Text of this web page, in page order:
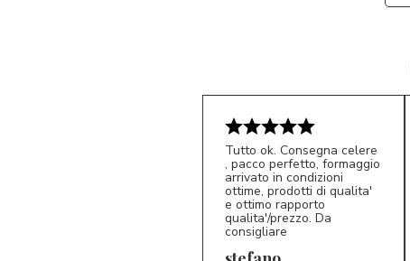
S*
Tutto ok. Consegna celere
, pacco perfetto, formaggio
arrivato in condizioni
ottime, prodotti di qualita'
e ottimo rapporto
qualita'/prezzo. Da
consigliare